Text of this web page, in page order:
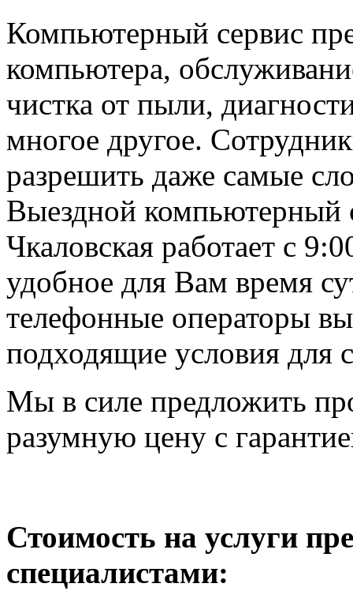
Компьютерный сервис
компьютера,
чистка от пыли,
многое другое.
разрешить даже самые
Выездной компьютерный
Чкаловская работает с
удобное для Вам время
телефонные операторы
подходящие условия для
Мы в силе предложить
разумную цену с
Стоимость на услуги
специалистами: